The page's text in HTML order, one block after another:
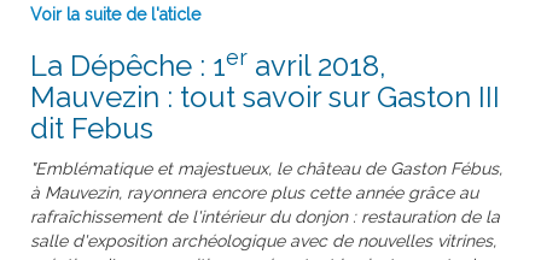
Voir la suite de l'aticle
La Dépêche : 1er avril 2018,
Mauvezin : tout savoir sur Gaston III
dit Febus
"Emblématique et majestueux, le château de Gaston Fébus,
à Mauvezin, rayonnera encore plus cette année grâce au
rafraîchissement de l'intérieur du donjon : restauration de la
salle d'exposition archéologique avec de nouvelles vitrines,